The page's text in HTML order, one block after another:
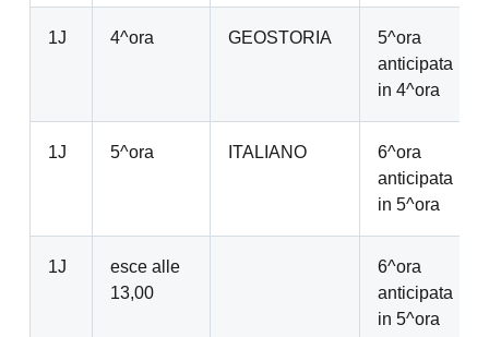
1J 4^ora GEOSTORIA
5^ora
anticipata
in 4^ora
1J 5^ora ITALIANO
6^ora
anticipata
in 5^ora
1J
esce alle
13,00
6^ora
anticipata
in 5^ora